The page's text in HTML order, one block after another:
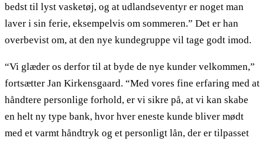
bedst til lyst vasketøj, og at udlandseventyr er noget man
laver i sin ferie, eksempelvis om sommeren.” Det er han
overbevist om, at den nye kundegruppe vil tage godt imod.
“Vi glæder os derfor til at byde de nye kunder velkommen,”
fortsætter Jan Kirkensgaard. “Med vores fine erfaring med at
håndtere personlige forhold, er vi sikre på, at vi kan skabe
en helt ny type bank, hvor hver eneste kunde bliver mødt
med et varmt håndtryk og et personligt lån, der er tilpasset